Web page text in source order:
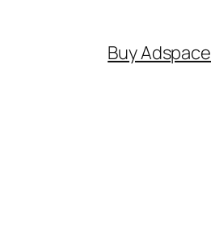
Buy Adspace